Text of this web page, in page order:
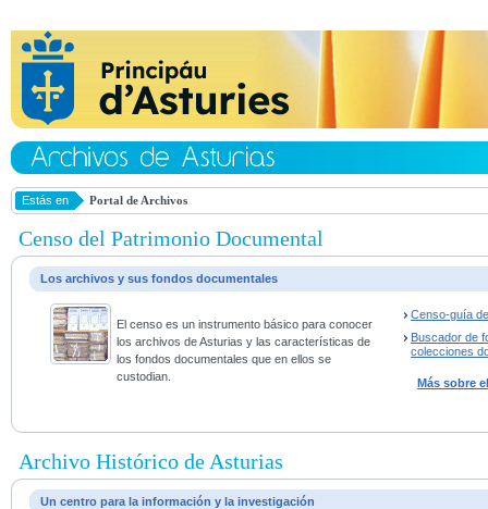
Estás en Portal de Archivos
Censo del Patrimonio Documental
Los archivos y sus fondos documentales
El censo es un instrumento básico para conocer
los archivos de Asturias y las características de
los fondos documentales que en ellos se
custodian.
Censo-guía
Buscador de
colecciones
Más sobre
Archivo Histórico de Asturias
Un centro para la información y la investigación